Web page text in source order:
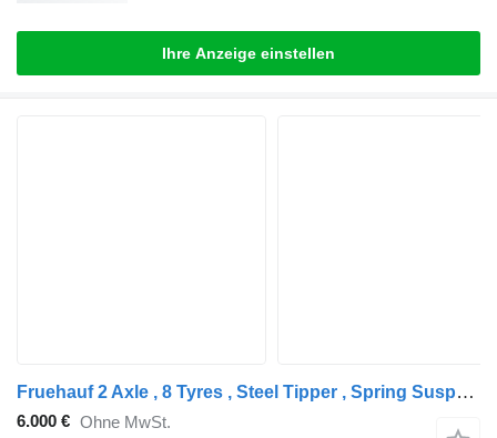
Ihre Anzeige einstellen
Fruehauf 2 Axle , 8 Tyres , Steel Tipper , Spring Suspension , Drum Brake
6.000 € Ohne MwSt.